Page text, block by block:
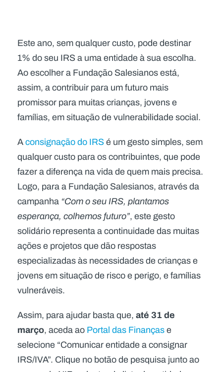
Este ano, sem qualquer custo, pode destinar
1% do seu IRS a uma entidade à sua escolha.
Ao escolher a Fundação Salesianos está,
assim, a contribuir para um futuro mais
promissor para muitas crianças, jovens e
famílias, em situação de vulnerabilidade social.
Aconsignação do IRSé um gesto simples, sem
qualquer custo para os contribuintes, que pode
fazer a diferença na vida de quem mais precisa.
Logo, para a Fundação Salesianos, através da
campanha “Com o seu IRS, plantamos
esperança, colhemos futuro”, este gesto
solidário representa a continuidade das muitas
ações e projetos que dão respostas
especializadas às necessidades de crianças e
jovens em situação de risco e perigo, e famílias
vulneráveis.
Assim, para ajudar basta que,até 31 de
março, aceda aoPortal das Finançase
selecione “Comunicar entidade a consignar
IRS/IVA”. Clique no botão de pesquisa junto ao